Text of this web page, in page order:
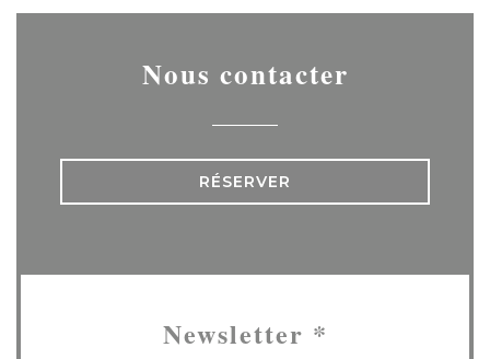
Nous contacter
RÉSERVER
Newsletter *